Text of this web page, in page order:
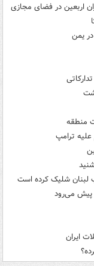
اربعین در فضای مجازی
یمن
منطقه
ترامپ
پیش می‌رود
ایران